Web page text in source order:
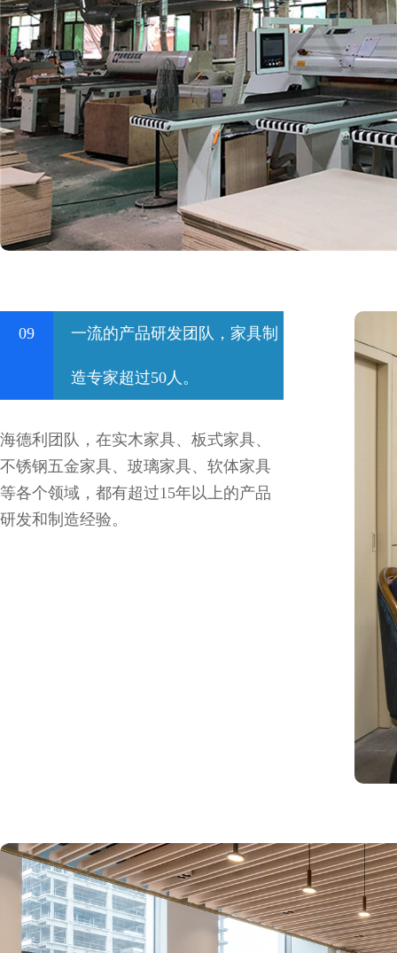
09 一流的产品研发团队，家具制
造专家超过50人。
海德利团队，在实木家具、板式家具、
不锈钢五金家具、玻璃家具、软体家具
等各个领域，都有超过15年以上的产品
研发和制造经验。